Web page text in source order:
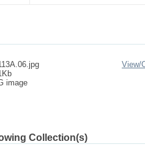
image
View/
Collection(s)